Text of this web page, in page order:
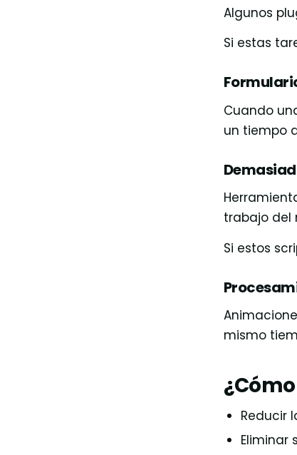
Algunos
Si estas
Cuando
un tiempo
trabajo del
Si estos
mismo
Reducir
Eliminar